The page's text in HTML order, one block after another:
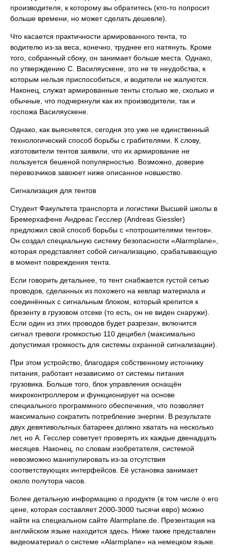
производителя, к которому вы обратитесь (кто-то попросит
больше времени, но может сделать дешевле).
Что касается практичности армированного тента, то
водителю из-за веса, конечно, труднее его натянуть. Кроме
того, собранный сбоку, он занимает больше места. Однако,
по утверждению С. Василяускене, это не те неудобства, к
которым нельзя приспособиться, и водители не жалуются.
Наконец, служат армированные тенты столько же, сколько и
обычные, что подчеркнули как их производители, так и
госпожа Василяускене.
Однако, как выясняется, сегодня это уже не единственный
технологический способ борьбы с грабителями. К слову,
изготовители тентов заявили, что их армирование не
пользуется бешеной популярностью. Возможно, доверие
перевозчиков завоюет ниже описанное новшество.
Сигнализация для тентов
Cтудент Факультета транспорта и логистики Высшей школы в
Бремерхафене Андреас Гесслер (Andreas Giessler)
предложил свой способ борьбы с «потрошителями тентов».
Он создал специальную систему безопасности «Alarmplane»,
которая представляет собой сигнализацию, срабатывающую
в момент повреждения тента.
Если говорить детальнее, то тент снабжается густой сетью
проводов, сделанных из похожего на кевлар материала и
соединённых с сигнальным блоком, который крепится к
брезенту в грузовом отсеке (то есть, он не виден снаружи).
Если один из этих проводов будет разрезан, включится
сигнал тревоги громкостью 110 децибел (максимально
допустимая громкость для системы охранной сигнализации).
При этом устройство, благодаря собственному источнику
питания, работает независимо от системы питания
грузовика. Больше того, блок управления оснащён
микроконтроллером и функционирует на основе
специального программного обеспечения, что позволяет
максимально сократить потребление энергии. В результате
двух девятивольтных батареек должно хватать на несколько
лет, но А. Гесслер советует проверять их каждые двенадцать
месяцев. Наконец, по словам изобретателя, системой
невозможно манипулировать из-за отсутствия
соответствующих интерфейсов. Её установка занимает
около полутора часов.
Более детальную информацию о продукте (в том числе о его
цене, которая составляет 2000-3000 тысячи евро) можно
найти на специальном сайте Alarmplane.de. Презентация на
английском языке находится здесь. Ниже также представлен
видеоматериал о системе «Alarmplane» на немецком языке.